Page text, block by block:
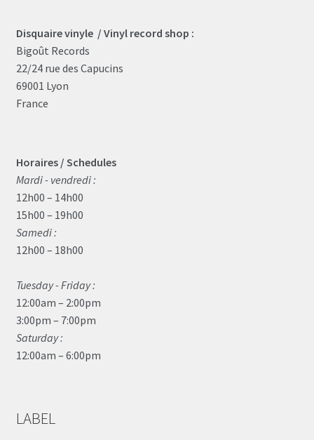
Disquaire vinyle / Vinyl record shop :
Bigoût Records
22/24 rue des Capucins
69001 Lyon
France
Horaires / Schedules
Mardi - vendredi :
12h00 – 14h00
15h00 – 19h00
Samedi :
12h00 – 18h00
Tuesday - Friday :
12:00am – 2:00pm
3:00pm – 7:00pm
Saturday :
12:00am – 6:00pm
LABEL